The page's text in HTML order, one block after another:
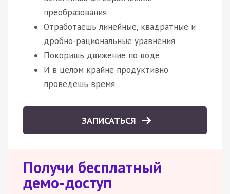
преобразования
Отработаешь линейные, квадратные и
дробно-рациональные уравнения
Покоришь движение по воде
И в целом крайне продуктивно
проведешь время
ЗАПИСАТЬСЯ
Получи бесплатный
демо-доступ